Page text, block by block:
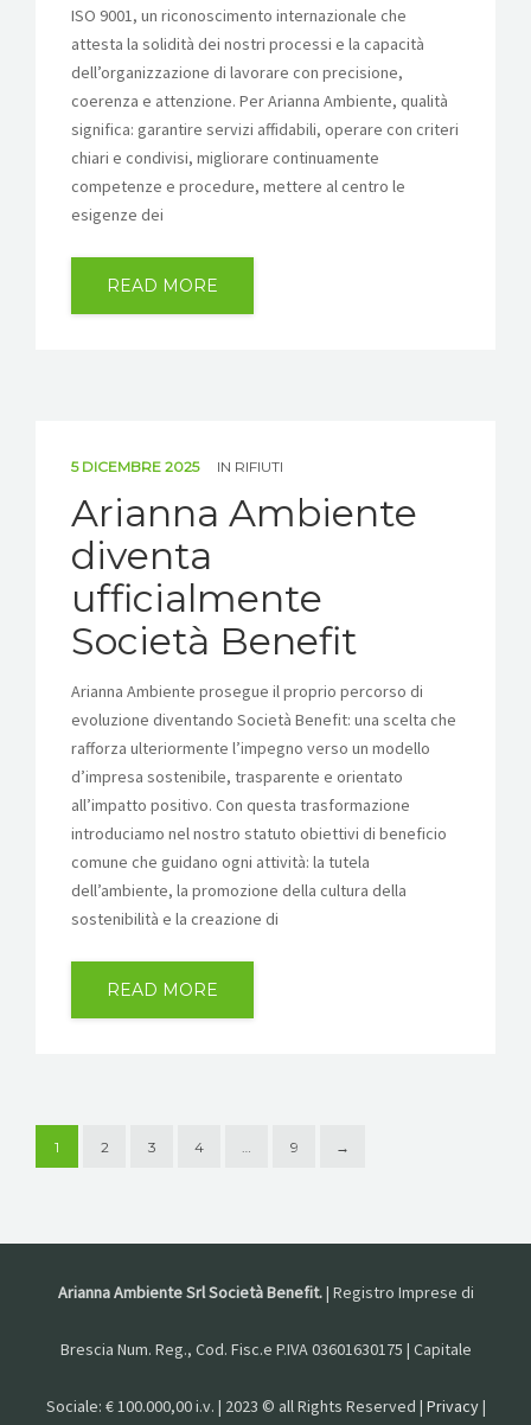
ISO 9001, un riconoscimento internazionale che
attesta la solidità dei nostri processi e la capacità
dell’organizzazione di lavorare con precisione,
coerenza e attenzione. Per Arianna Ambiente, qualità
significa: garantire servizi affidabili, operare con criteri
chiari e condivisi, migliorare continuamente
competenze e procedure, mettere al centro le
esigenze dei
READ MORE
5 DICEMBRE 2025 IN RIFIUTI
Arianna Ambiente
diventa
ufficialmente
Società Benefit
Arianna Ambiente prosegue il proprio percorso di
evoluzione diventando Società Benefit: una scelta che
rafforza ulteriormente l’impegno verso un modello
d’impresa sostenibile, trasparente e orientato
all’impatto positivo. Con questa trasformazione
introduciamo nel nostro statuto obiettivi di beneficio
comune che guidano ogni attività: la tutela
dell’ambiente, la promozione della cultura della
sostenibilità e la creazione di
READ MORE
1 2 3 4 9 →
Arianna Ambiente Srl Società Benefit.| Registro Imprese di
Brescia Num. Reg., Cod. Fisc.e P.IVA 03601630175 | Capitale
Sociale: € 100.000,00 i.v. | 2023 © all Rights Reserved | Privacy|